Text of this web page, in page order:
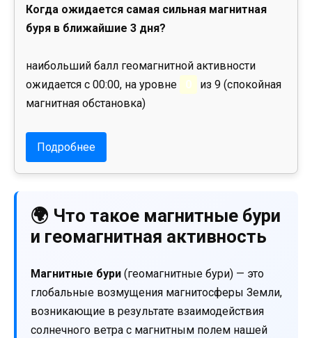
Когда ожидается самая сильная магнитная
буря в ближайшие 3 дня?
наибольший балл геомагнитной активности
ожидается с 00:00, на уровне
0
из 9 (спокойная
магнитная обстановка)
Подробнее
🌍 Что такое магнитные бури
и геомагнитная активность
Магнитные бури (геомагнитные бури) — это
глобальные возмущения магнитосферы Земли,
возникающие в результате взаимодействия
солнечного ветра с магнитным полем нашей